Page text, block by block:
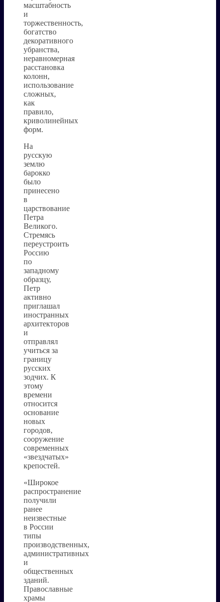
масштабность
и
торжественность,
богатство
декоративного
убранства,
неравномерная
расстановка
колонн,
использование
сложных,
как
правило,
криволинейных
форм.
На
русскую
землю
барокко
было
принесено
в
царствование
Петра
Великого.
Стремясь
переустроить
Россию
по
западному
образцу,
Петр
активно
приглашал
иностранных
архитекторов
и
отправлял
учиться за
границу
русских
зодчих. К
этому
времени
относится
основание
новых
городов,
сооружение
современных
«звездчатых»
крепостей.
«Широкое
распространение
получили
ранее
неизвестные
в России
типы
производственных,
административных
и
общественных
зданий.
Православные
храмы